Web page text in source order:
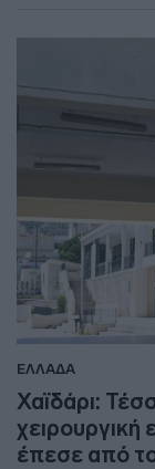
ΕΛΛΑΔΑ
Χαϊδάρι:
έπεσε από